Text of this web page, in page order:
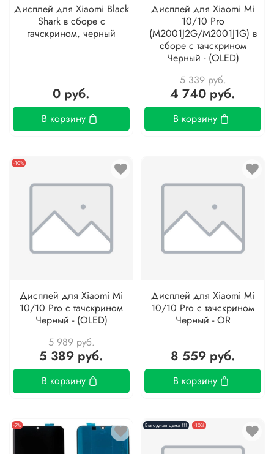
Дисплей для Xiaomi Black
Shark в сборе с
тачскрином, черный
0 руб.
В корзину
Дисплей для Xiaomi Mi
10/10 Pro
(M2001J2G/M2001J1G) в
сборе с тачскрином
Черный - (OLED)
5 339 руб.
4 740 руб.
В корзину
-10%
Дисплей для Xiaomi Mi
10/10 Pro с тачскрином
Черный - (OLED)
5 989 руб.
5 389 руб.
В корзину
Дисплей для Xiaomi Mi
10/10 Pro с тачскрином
Черный - OR
8 559 руб.
В корзину
-7% Выгодная цена !!! -10%